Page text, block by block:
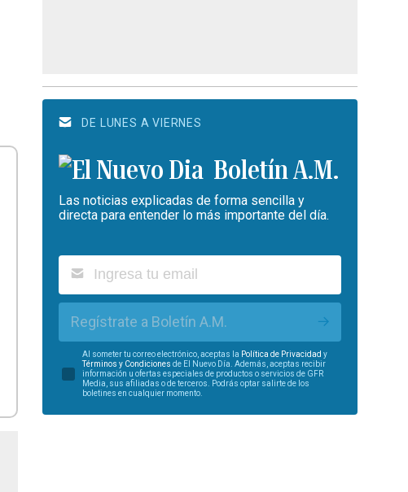
DE LUNES A VIERNES
Boletín A.M.
Las noticias explicadas de forma sencilla y
directa para entender lo más importante del día.
Regístrate a Boletín A.M.
Al someter tu correo electrónico, aceptas la Política de Privacidad y
Términos y Condiciones de El Nuevo Día. Además, aceptas recibir
información u ofertas especiales de productos o servicios de GFR
Media, sus afiliadas o de terceros. Podrás optar salirte de los
boletines en cualquier momento.